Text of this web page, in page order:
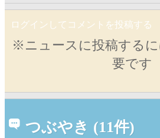
ログインしてコメントを投稿する
※ニュースに投稿する
要です
つぶやき (11件)